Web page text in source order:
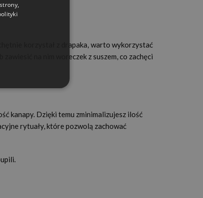
korzystał z drapaka, warto wykorzystać
na nim woreczek z suszem, co zachęci
kanapy. Dzięki temu zminimalizujesz ilość
rytuały, które pozwolą zachować